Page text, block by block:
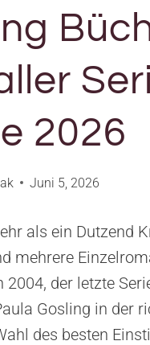
2026
Juni 5, 2026
als ein Dutzend
mehrere
2004, der letzte
Gosling in der
des besten